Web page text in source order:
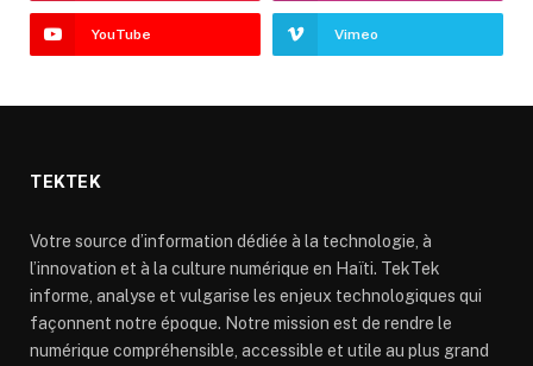
YouTube Vimeo
TEKTEK
Votre source d’information dédiée à la technologie, à
l’innovation et à la culture numérique en Haïti. TekTek
informe, analyse et vulgarise les enjeux technologiques qui
façonnent notre époque. Notre mission est de rendre le
numérique compréhensible, accessible et utile au plus grand